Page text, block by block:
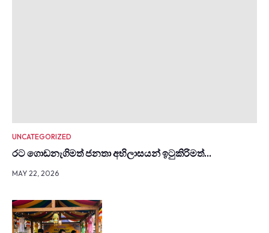
UNCATEGORIZED
රට ගොඩනැගිමත් ජනතා අභිලාසයන් ඉටුකිරිමත්…
MAY 22, 2026